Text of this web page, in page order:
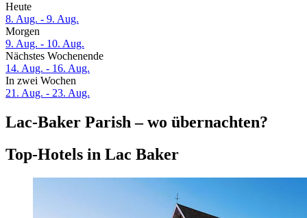
Heute
8. Aug. - 9. Aug.
Morgen
9. Aug. - 10. Aug.
Nächstes Wochenende
14. Aug. - 16. Aug.
In zwei Wochen
21. Aug. - 23. Aug.
Lac-Baker Parish – wo übernachten?
Top-Hotels in Lac Baker